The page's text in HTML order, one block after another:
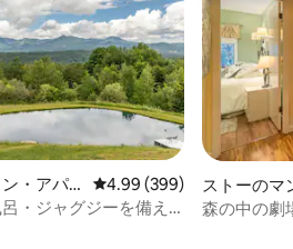
・アパ
レビュー399件、5つ星中
4.99 (399)
・ジャグジーを備え
ストーのマ
ト
森の中の劇